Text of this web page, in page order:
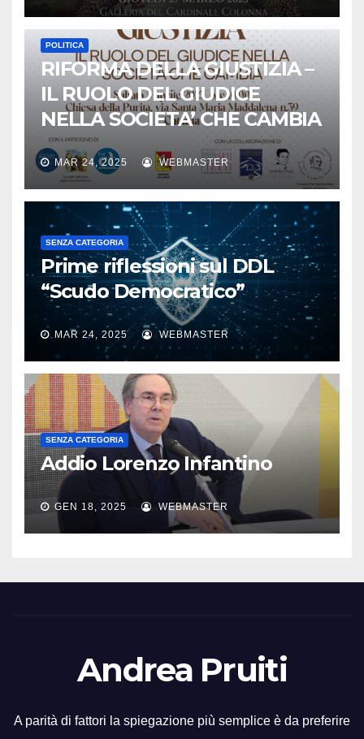
POLITICA
RIFORMA DELLA GIUSTIZIA –
IL RUOLO DEL GIUDICE
NELLA SOCIETA’ CHE CAMBIA
MAR 24, 2025 WEBMASTER
SENZA CATEGORIA
Prime riflessioni sul DDL
“Scudo Democratico”
MAR 24, 2025 WEBMASTER
SENZA CATEGORIA
Addio Lorenzo Infantino
GEN 18, 2025 WEBMASTER
Andrea Pruiti
A parità di fattori la spiegazione più semplice è da preferire